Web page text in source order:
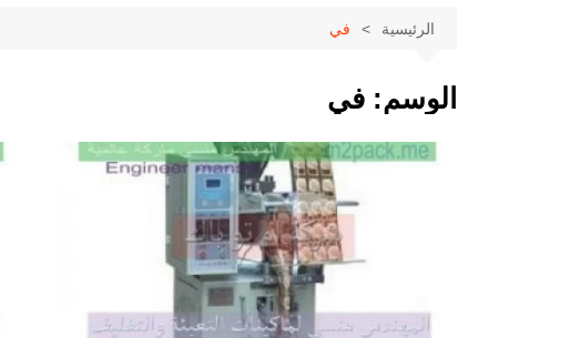
الرئيسية في
الوسم: في